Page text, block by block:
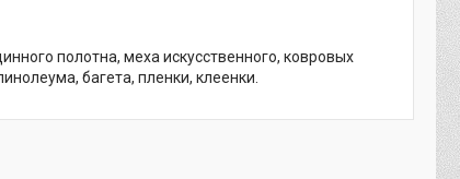
полотна, меха искусственного, ковровых
багета, пленки, клеенки.